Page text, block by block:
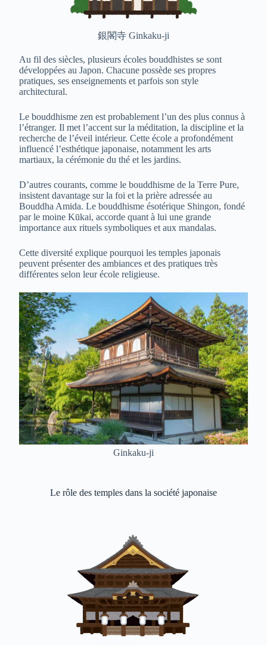
銀閣寺 Ginkaku-ji
Au fil des siècles, plusieurs écoles bouddhistes se sont
développées au Japon. Chacune possède ses propres
pratiques, ses enseignements et parfois son style
architectural.
Le bouddhisme zen est probablement l’un des plus connus à
l’étranger. Il met l’accent sur la méditation, la discipline et la
recherche de l’éveil intérieur. Cette école a profondément
influencé l’esthétique japonaise, notamment les arts
martiaux, la cérémonie du thé et les jardins.
D’autres courants, comme le bouddhisme de la Terre Pure,
insistent davantage sur la foi et la prière adressée au
Bouddha Amida. Le bouddhisme ésotérique Shingon, fondé
par le moine Kūkai, accorde quant à lui une grande
importance aux rituels symboliques et aux mandalas.
Cette diversité explique pourquoi les temples japonais
peuvent présenter des ambiances et des pratiques très
différentes selon leur école religieuse.
Ginkaku-ji
Le rôle des temples dans la société japonaise